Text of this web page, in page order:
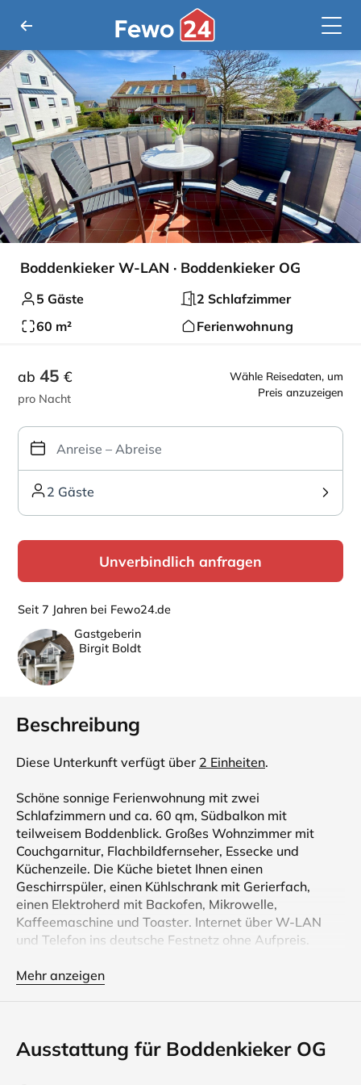
Boddenkieker W-LAN · Boddenkieker OG
5 Gäste
2 Schlafzimmer
60 m²
Ferienwohnung
Wähle Reisedaten, um
Preis anzuzeigen
ab 45 €
pro Nacht
2 Gäste
Unverbindlich anfragen
Seit 7 Jahren bei Fewo24.de
Gastgeberin
Birgit Boldt
Beschreibung
Diese Unterkunft verfügt über 2 Einheiten.
Schöne sonnige Ferienwohnung mit zwei
Schlafzimmern und ca. 60 qm, Südbalkon mit
teilweisem Boddenblick. Großes Wohnzimmer mit
Couchgarnitur, Flachbildfernseher, Essecke und
Küchenzeile. Die Küche bietet Ihnen einen
Geschirrspüler, einen Kühlschrank mit Gerierfach,
einen Elektroherd mit Backofen, Mikrowelle,
Kaffeemaschine und Toaster. Internet über W-LAN
und Telefon ins deutsche Festnetz ohne Aufpreis.
mit Couchgarnitur (Schlafgelegenheit für zwei
Personen), Flachbildfernseher, Essecke und
Küchenzeile. Die Küche bietet Ihnen einen
Mehr anzeigen
Ausstattung für Boddenkieker OG